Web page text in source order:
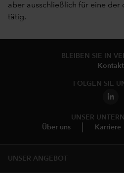
aber ausschließlich für eine der
tätig.
BLEIBEN SIE IN
Kontakt
FOLGEN SIE
UNSER
Über uns
Karriere
UNSER ANGEBOT